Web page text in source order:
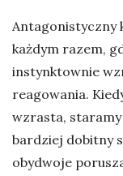
Antagonistyczny
każdym razem,
instynktownie
reagowania.
wzrasta,
bardziej dobitny
obydwoje